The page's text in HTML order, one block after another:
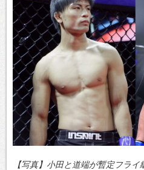
【写真】小田と道端が暫定フラ